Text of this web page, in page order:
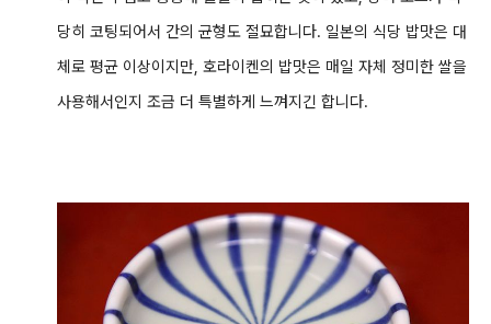
당히 코팅되어서 간의 균형도 절묘합니다. 일본의 식당 밥맛은 대
체로 평균 이상이지만, 호라이켄의 밥맛은 매일 자체 정미한 쌀을
사용해서인지 조금 더 특별하게 느껴지긴 합니다.